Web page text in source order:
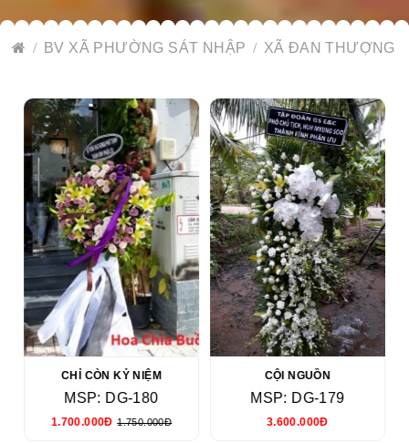
BV XÃ PHƯỜNG SÁT NHẬP XÃ ĐAN THƯỢNG
CHỈ CÒN KỶ NIỆM
MSP: DG-180
1.700.000Đ 1.750.000Đ
CỘI NGUỒN
MSP: DG-179
3.600.000Đ